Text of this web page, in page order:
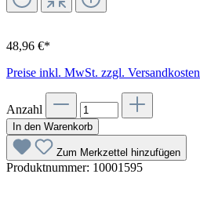
48,96 €*
Preise inkl. MwSt. zzgl. Versandkosten
Anzahl
In den Warenkorb
Zum Merkzettel hinzufügen
Produktnummer: 10001595